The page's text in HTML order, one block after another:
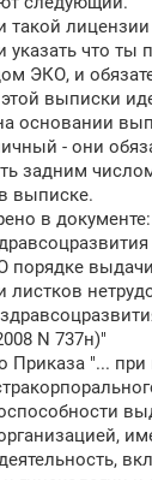
такой
указать что ты
ЭКО, и
выписки
основании
- они
задним
выписке.
в документе:
порядке
листков
N 737н)"
Приказа "...